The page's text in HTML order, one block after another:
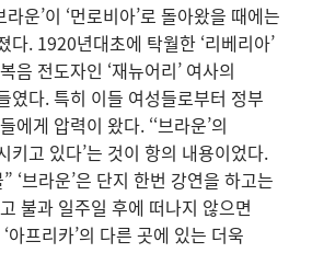
운’이 ‘먼로비아’로 돌아왔을 때에는
다. 1920년대초에 탁월한 ‘리베리아’
음 전도자인 ‘재뉴어리’ 여사의
였다. 특히 이들 여성들로부터 정부
에게 압력이 왔다. ‘‘브라운’의
키고 있다’는 것이 항의 내용이었다.
‘브라운’은 단지 한번 강연을 하고는
불과 일주일 후에 떠나지 않으면
아프리카’의 다른 곳에 있는 더욱